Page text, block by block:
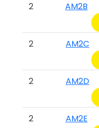
2
AM2B
2
AM2C
2
AM2D
2
AM2E